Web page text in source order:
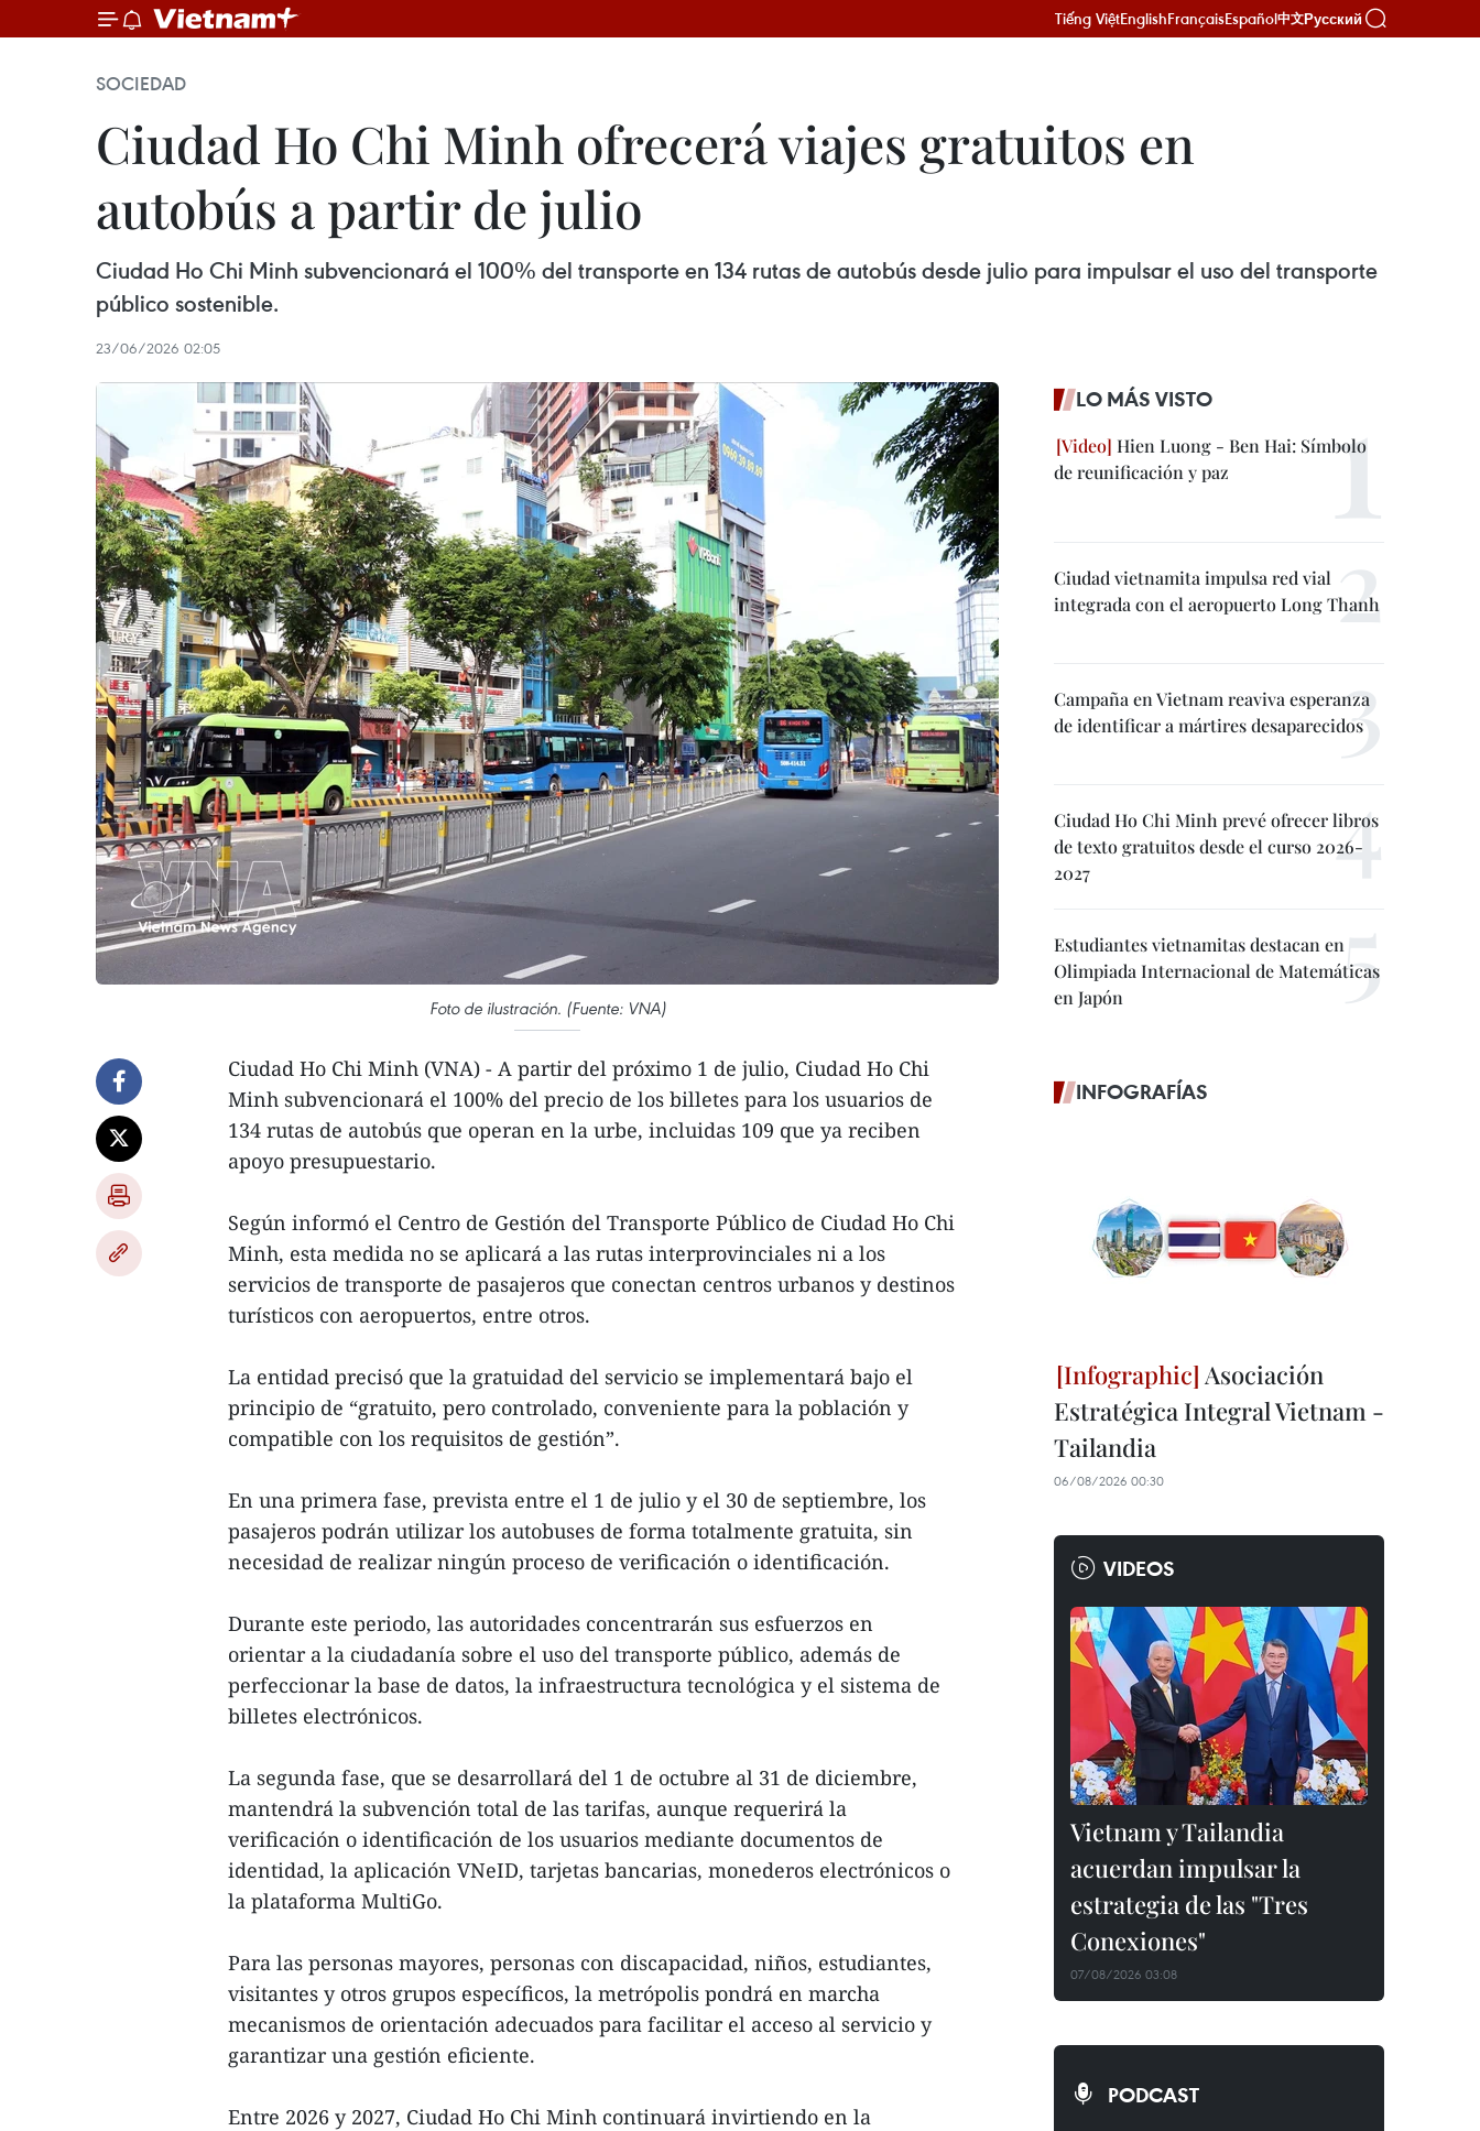
Tiếng ViệtEnglishFrançaisEspañol中文Русский
SOCIEDAD
Ciudad Ho Chi Minh ofrecerá viajes gratuitos en
autobús a partir de julio
Ciudad Ho Chi Minh subvencionará el 100% del transporte en 134 rutas de autobús desde julio para impulsar el uso del transporte
público sostenible.
23/06/2026 02:05
Foto de ilustración. (Fuente: VNA)
Ciudad Ho Chi Minh (VNA) - A partir del próximo 1 de julio, Ciudad Ho Chi
Minh subvencionará el 100% del precio de los billetes para los usuarios de
134 rutas de autobús que operan en la urbe, incluidas 109 que ya reciben
apoyo presupuestario.
Según informó el Centro de Gestión del Transporte Público de Ciudad Ho Chi
Minh, esta medida no se aplicará a las rutas interprovinciales ni a los
servicios de transporte de pasajeros que conectan centros urbanos y destinos
turísticos con aeropuertos, entre otros.
La entidad precisó que la gratuidad del servicio se implementará bajo el
principio de “gratuito, pero controlado, conveniente para la población y
compatible con los requisitos de gestión”.
En una primera fase, prevista entre el 1 de julio y el 30 de septiembre, los
pasajeros podrán utilizar los autobuses de forma totalmente gratuita, sin
necesidad de realizar ningún proceso de verificación o identificación.
Durante este periodo, las autoridades concentrarán sus esfuerzos en
orientar a la ciudadanía sobre el uso del transporte público, además de
perfeccionar la base de datos, la infraestructura tecnológica y el sistema de
billetes electrónicos.
La segunda fase, que se desarrollará del 1 de octubre al 31 de diciembre,
mantendrá la subvención total de las tarifas, aunque requerirá la
verificación o identificación de los usuarios mediante documentos de
identidad, la aplicación VNeID, tarjetas bancarias, monederos electrónicos o
la plataforma MultiGo.
Para las personas mayores, personas con discapacidad, niños, estudiantes,
visitantes y otros grupos específicos, la metrópolis pondrá en marcha
mecanismos de orientación adecuados para facilitar el acceso al servicio y
garantizar una gestión eficiente.
Entre 2026 y 2027, Ciudad Ho Chi Minh continuará invirtiendo en la
LO MÁS VISTO
Hien Luong - Ben Hai: Símbolo
de reunificación y paz
Ciudad vietnamita impulsa red vial
integrada con el aeropuerto Long Thanh
Campaña en Vietnam reaviva esperanza
de identificar a mártires desaparecidos
Ciudad Ho Chi Minh prevé ofrecer libros
de texto gratuitos desde el curso 2026-
2027
Estudiantes vietnamitas destacan en
Olimpiada Internacional de Matemáticas
en Japón
INFOGRAFÍAS
Asociación
Estratégica Integral Vietnam -
Tailandia
06/08/2026 00:30
VIDEOS
Vietnam y Tailandia
acuerdan impulsar la
estrategia de las "Tres
Conexiones"
07/08/2026 03:08
PODCAST